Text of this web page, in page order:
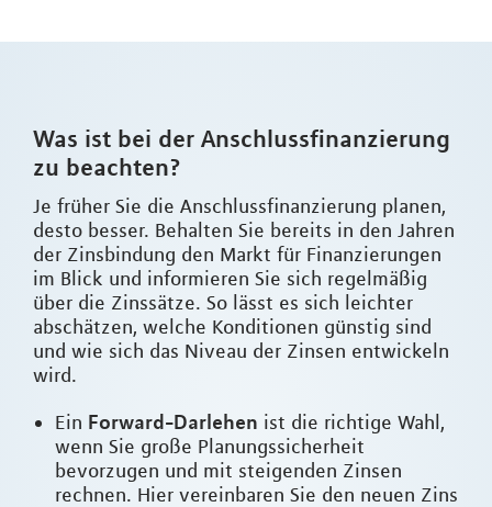
Was ist bei der Anschlussfinanzierung
zu beachten?
Je früher Sie die Anschlussfinanzierung planen,
desto besser. Behalten Sie bereits in den Jahren
der Zinsbindung den Markt für Finanzierungen
im Blick und informieren Sie sich regelmäßig
über die Zinssätze. So lässt es sich leichter
abschätzen, welche Konditionen günstig sind
und wie sich das Niveau der Zinsen entwickeln
wird.
Ein Forward-Darlehen ist die richtige Wahl,
wenn Sie große Planungssicherheit
bevorzugen und mit steigenden Zinsen
rechnen. Hier vereinbaren Sie den neuen Zins